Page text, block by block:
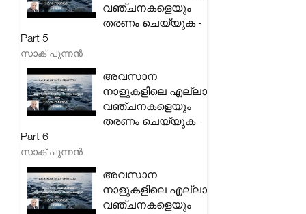
വഞ്ചനകളെയും
തരണം ചെയ്യുക -
Part 5
സാക് പുന്നൻ
അവസാന
നാളുകളിലെ എല്ലാ
വഞ്ചനകളെയും
തരണം ചെയ്യുക -
Part 6
സാക് പുന്നൻ
അവസാന
നാളുകളിലെ എല്ലാ
വഞ്ചനകളെയും